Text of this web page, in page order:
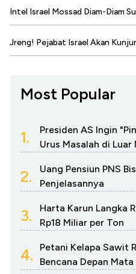
Intel Israel Mossad Diam-Diam
Jreng! Pejabat Israel Akan
Most Popular
1.
Presiden AS Ingin
Urus Masalah di Luar
2.
Uang Pensiun PNS
Penjelasannya
3.
Harta Karun Langka
Rp18 Miliar per Ton
4.
Petani Kelapa Sawit
Bencana Depan Mata